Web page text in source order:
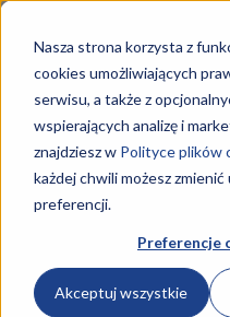
Nasza strona korzysta z
cookies umożliwiających
serwisu, a także z
wspierających analizę i
znajdziesz w Polityce plików
każdej chwili możesz
preferencji.
Preferencje
Akceptuj wszystkie
Szkoły
Aktualności
Strona główna Tagi Kurs
Tag: Kurs AU.15
Stolarz
Kurs
10 kwietnia 2019